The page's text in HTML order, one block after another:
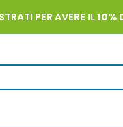
PER AVERE IL10%